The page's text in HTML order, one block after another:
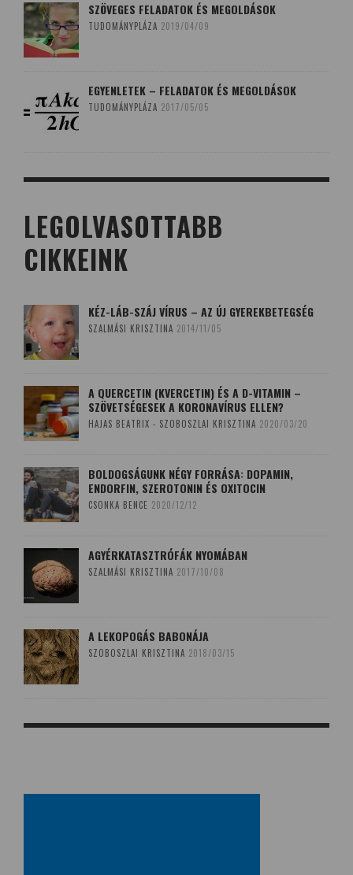
SZÖVEGES FELADATOK ÉS MEGOLDÁSOK
TUDOMÁNYPLÁZA 2019/04/09
EGYENLETEK – FELADATOK ÉS MEGOLDÁSOK
TUDOMÁNYPLÁZA 2017/05/05
LEGOLVASOTTABB
CIKKEINK
KÉZ-LÁB-SZÁJ VÍRUS – AZ ÚJ GYEREKBETEGSÉG
SZALMÁSI KRISZTINA 2014/11/05
A QUERCETIN (KVERCETIN) ÉS A D-VITAMIN –
SZÖVETSÉGESEK A KORONAVÍRUS ELLEN?
HAJAS BEATRIX - SZOBOSZLAI KRISZTINA 2020/03/20
BOLDOGSÁGUNK NÉGY FORRÁSA: DOPAMIN,
ENDORFIN, SZEROTONIN ÉS OXITOCIN
CSONKA BENCE 2020/12/12
AGYÉRKATASZTRÓFÁK NYOMÁBAN
SZALMÁSI KRISZTINA 2017/10/08
A LEKOPOGÁS BABONÁJA
SZOBOSZLAI KRISZTINA 2018/03/15